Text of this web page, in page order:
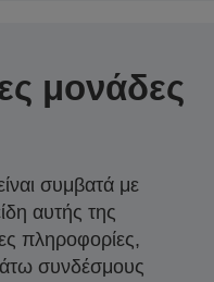
μονάδες
συμβατά με
αυτής της
πληροφορίες,
συνδέσμους